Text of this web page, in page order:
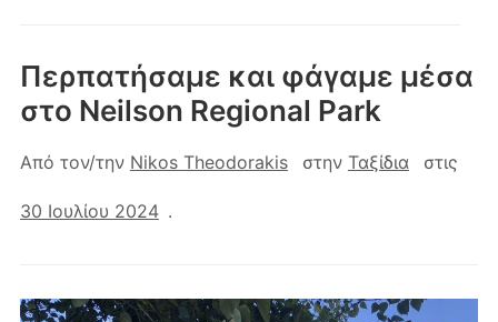
Περπατήσαμε και φάγαμε μέσα
στο Neilson Regional Park
Από τον/την Nikos Theodorakis στην Ταξίδια στις
30 Ιουλίου 2024 .